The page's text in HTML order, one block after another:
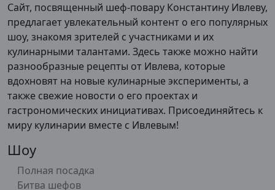
Сайт, посвященный шеф-повару Константину Ивлеву,
предлагает увлекательный контент о его популярных
шоу, знакомя зрителей с участниками и их
кулинарными талантами. Здесь также можно найти
разнообразные рецепты от Ивлева, которые
вдохновят на новые кулинарные эксперименты, а
также свежие новости о его проектах и
гастрономических инициативах. Присоединяйтесь к
миру кулинарии вместе с Ивлевым!
Шоу
Полная посадка
Битва шефов